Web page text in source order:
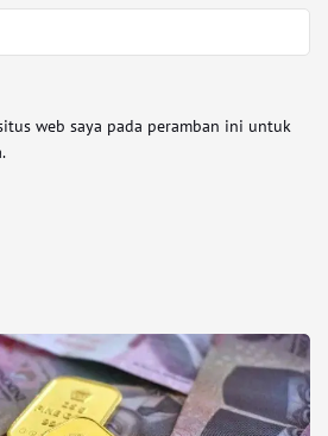
web saya pada peramban ini untuk